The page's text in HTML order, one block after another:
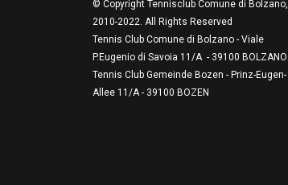
© Copyright Tennisclub Comune di Bolzano,
2010-2022. All Rights Reserved
Tennis Club Comune di Bolzano - Viale
P.Eugenio di Savoia 11/A - 39100 BOLZANO
Tennis Club Gemeinde Bozen - Prinz-Eugen-
Allee 11/A - 39100 BOZEN